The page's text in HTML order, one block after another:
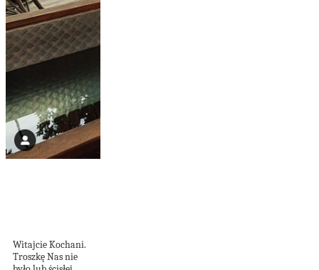
Witajcie Kochani.
Troszkę Nas nie